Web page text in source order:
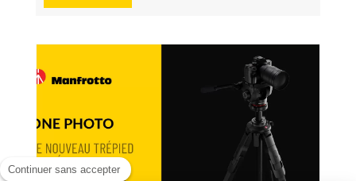
Continuer sans accepter